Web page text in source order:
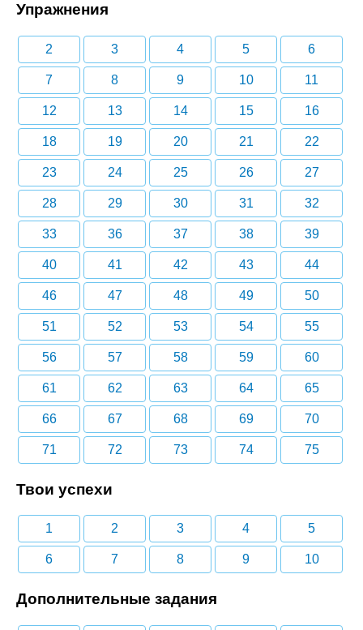
Упражнения
2 3 4 5 6
7 8 9 10 11
12 13 14 15 16
18 19 20 21 22
23 24 25 26 27
28 29 30 31 32
33 36 37 38 39
40 41 42 43 44
46 47 48 49 50
51 52 53 54 55
56 57 58 59 60
61 62 63 64 65
66 67 68 69 70
71 72 73 74 75
Твои успехи
1 2 3 4 5
6 7 8 9 10
Дополнительные задания